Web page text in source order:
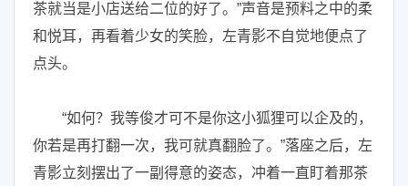
茶就当是小店送给二位的好了。”声音是预料之中的柔
和悦耳，再看着少女的笑脸，左青影不自觉地便点了
点头。
“如何？我等俊才可不是你这小狐狸可以企及的，
你若是再打翻一次，我可就真翻脸了。”落座之后，左
青影立刻摆出了一副得意的姿态，冲着一直盯着那茶